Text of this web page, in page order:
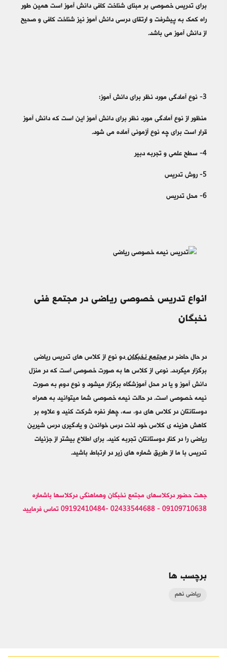
برای تدریس خصوصی بر مبنای شناخت کافی دانش آموز است همین طور
راه کمک به پیشرفت و ارتقای درسی دانش آموز نیز شناخت کافی و صحیح
از دانش آموز می باشد.
3- نوع آمادگی مورد نظر برای دانش آموز:
منظور از نوع آمادگی مورد نظر برای دانش آموز این است که دانش آموز
قرار است برای چه نوع آزمونی آماده می شود.
4- سطح علمی و تجربه دبیر
5- روش تدریس
6- محل تدریس
انواع تدریس خصوصی ریاضی در مجتمع فنی
نخبگان
در حال حاضر درمجتمع نخبگان دو نوع از کلاس های تدریس ریاضی
برگزار میگردد. نوعی از کلاس ها به صورت خصوصی است که در منزل
دانش آموز و یا در محل آموزشگاه برگزار میشود و نوع دوم به صورت
نیمه خصوصی است. در حالت نیمه خصوصی شما میتوانید به همراه
دوستانتان در کلاس های دو، سه، چهار نفره شرکت کنید و علاوه بر
کاهش هزینه ی کلاس خود لذت درس خواندن و یادگیری درس شیرین
ریاضی را در کنار دوستانتان تجربه کنید. برای اطلاع بیشتر از جزئیات
تدریس با ما از طریق شماره های زیر در ارتباط باشید.
جهت حضور درکلاسهای مجتمع نخبگان وهماهنگی درکلاسها باشماره
09109710638 - 02433544688 -09192410484 تماس فرمایید
برچسب ها
ریاضی نهم